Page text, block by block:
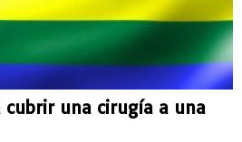
cubrir una cirugía a una